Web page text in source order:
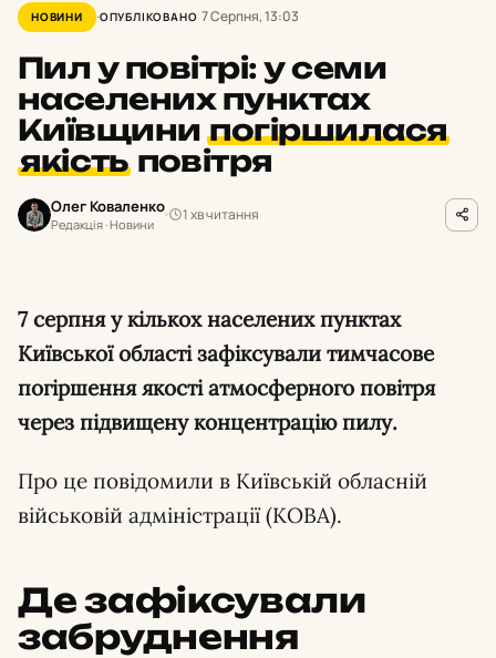
НОВИНИ ОПУБЛІКОВАНО 7 Серпня, 13:03
Пил у повітрі: у семи
населених пунктах
Київщинипогіршилася
якість повітря
Олег Коваленко
Редакція · Новини
1 хв читання
7 серпня у кількох населених пунктах
Київської області зафіксували тимчасове
погіршення якості атмосферного повітря
через підвищену концентрацію пилу.
Про це повідомили в Київській обласній
військовій адміністрації (КОВА).
Де зафіксували
забруднення